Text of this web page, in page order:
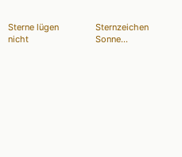
Sterne lügen
nicht
Sternzeichen
Sonne...